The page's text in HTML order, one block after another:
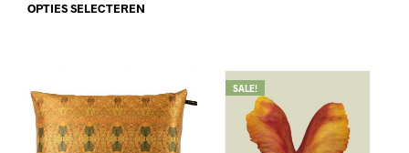
OPTIES SELECTEREN
SALE!